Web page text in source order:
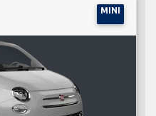
MINI